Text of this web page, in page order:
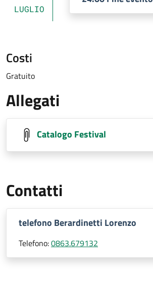
LUGLIO
Costi
Gratuito
Allegati
Catalogo Festival
Contatti
telefono Berardinetti Lorenzo
Telefono:0863.679132